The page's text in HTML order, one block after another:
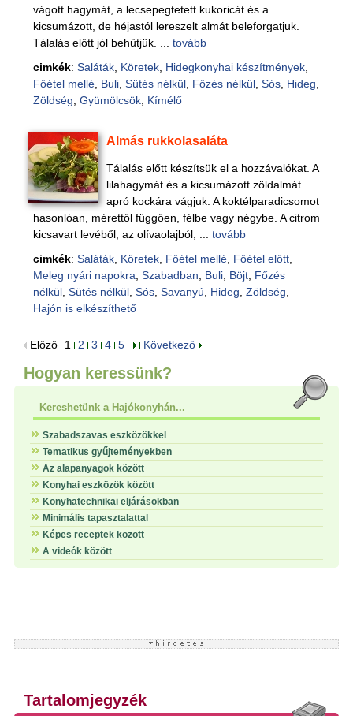
vágott hagymát, a lecsepegtetett kukoricát és a
kicsumázott, de héjastól lereszelt almát beleforgatjuk.
Tálalás előtt jól behűtjük. ... tovább
cimkék: Saláták, Köretek, Hidegkonyhai készítmények,
Főétel mellé, Buli, Sütés nélkül, Főzés nélkül, Sós, Hideg
Zöldség Gyümölcsök, Kímélő
Almás rukkolasaláta
Tálalás előtt készítsük el a hozzávalókat. A
lilahagymát és a kicsumázott zöldalmát
apró kockára vágjuk. A koktélparadicsomot
hasonlóan, mérettől függően, félbe vagy négybe. A citrom
kicsavart levéből, az olívaolajból, ... tovább
cimkék: Saláták, Köretek, Főétel mellé, Főétel előtt,
Meleg nyári napokra Szabadban Buli, Böjt, Főzés
nélkül, Sütés nélkül, Sós, Savanyú Hideg Zöldség
Hajón is elkészíthető
Előző 1 2 3 4 5 Következő
Hogyan keressünk?
Kereshetünk a Hajókonyhán...
Szabadszavas eszközökkel
Tematikus gyűjteményekben
Az alapanyagok között
Konyhai eszközök között
Konyhatechnikai eljárásokban
Minimális tapasztalattal
Képes receptek között
A videók között
Tartalomjegyzék